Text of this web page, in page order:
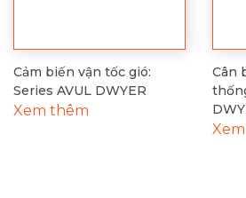
Cảm biến vận tốc gió:
Series AVUL DWYER
Xem thêm
Cân